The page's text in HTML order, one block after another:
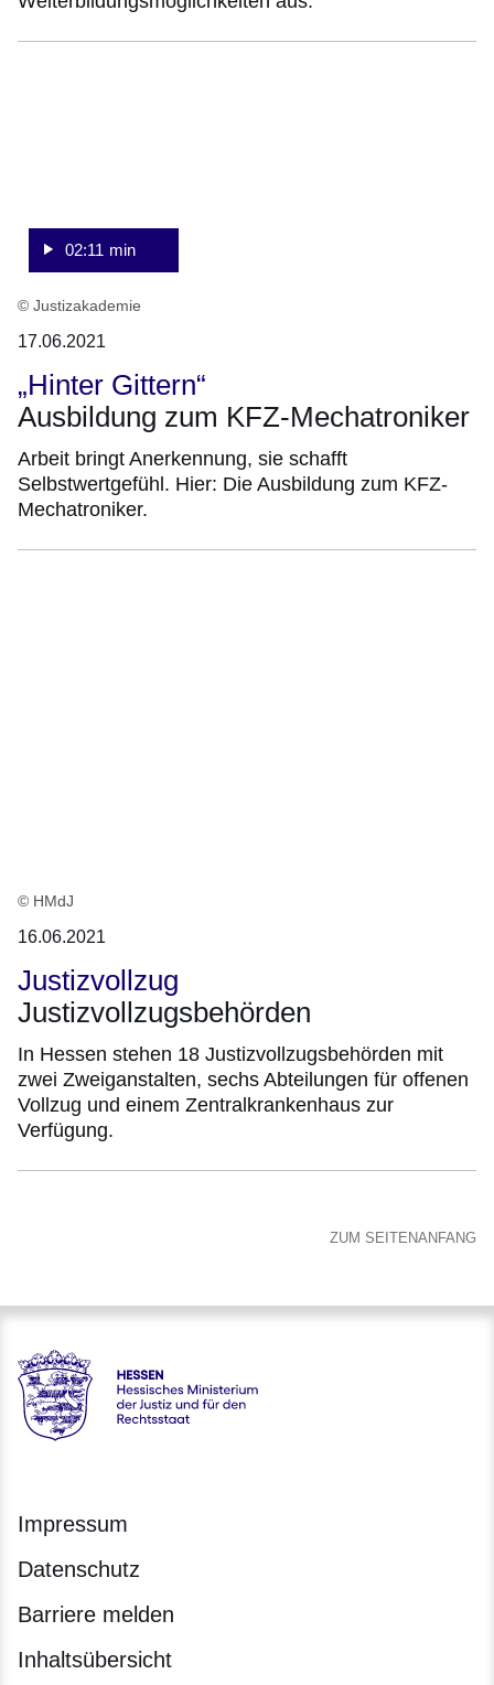
02:11 min
© Justizakademie
17.06.2021
„Hinter Gittern“
Ausbildung zum KFZ-Mechatroniker
Arbeit bringt Anerkennung, sie schafft
Selbstwertgefühl. Hier: Die Ausbildung zum KFZ-
Mechatroniker.
© HMdJ
16.06.2021
Justizvollzug
Justizvollzugsbehörden
In Hessen stehen 18 Justizvollzugsbehörden mit
zwei Zweiganstalten, sechs Abteilungen für offenen
Vollzug und einem Zentralkrankenhaus zur
Verfügung.
ZUM SEITENANFANG
Hessen - Hessisches Ministerium der Justiz und für den
Impressum
Datenschutz
Barriere melden
Inhaltsübersicht